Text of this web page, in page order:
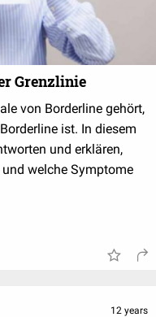
Grenzlinie
von Borderline gehört,
ist. In diesem
und erklären,
welche Symptome
12 years